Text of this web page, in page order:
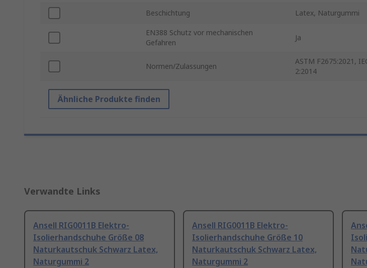
Beschichtung Latex, Naturgummi
EN388 Schutz vor mechanischen
Gefahren
Ja
Normen/Zulassungen
ASTM F2675:2021,
2:2014
Ähnliche Produkte finden
Verwandte Links
Ansell RIG0011B Elektro-
Isolierhandschuhe Größe 08
Naturkautschuk Schwarz Latex,
Naturgummi 2
Ansell RIG0011B Elektro-
Isolierhandschuhe Größe 10
Naturkautschuk Schwarz Latex,
Naturgummi 2